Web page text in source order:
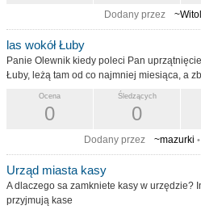
Dodany przez
las wokół Łuby
Panie Olewnik kiedy poleci Pan
Łuby, leżą tam od co najmniej miesiąca, a
Śledzących
0
Ocena
0
Dodany przez ~mazurki
Urząd miasta kasy
A dlaczego sa zamkniete kasy w urzędzie?
przyjmują kase